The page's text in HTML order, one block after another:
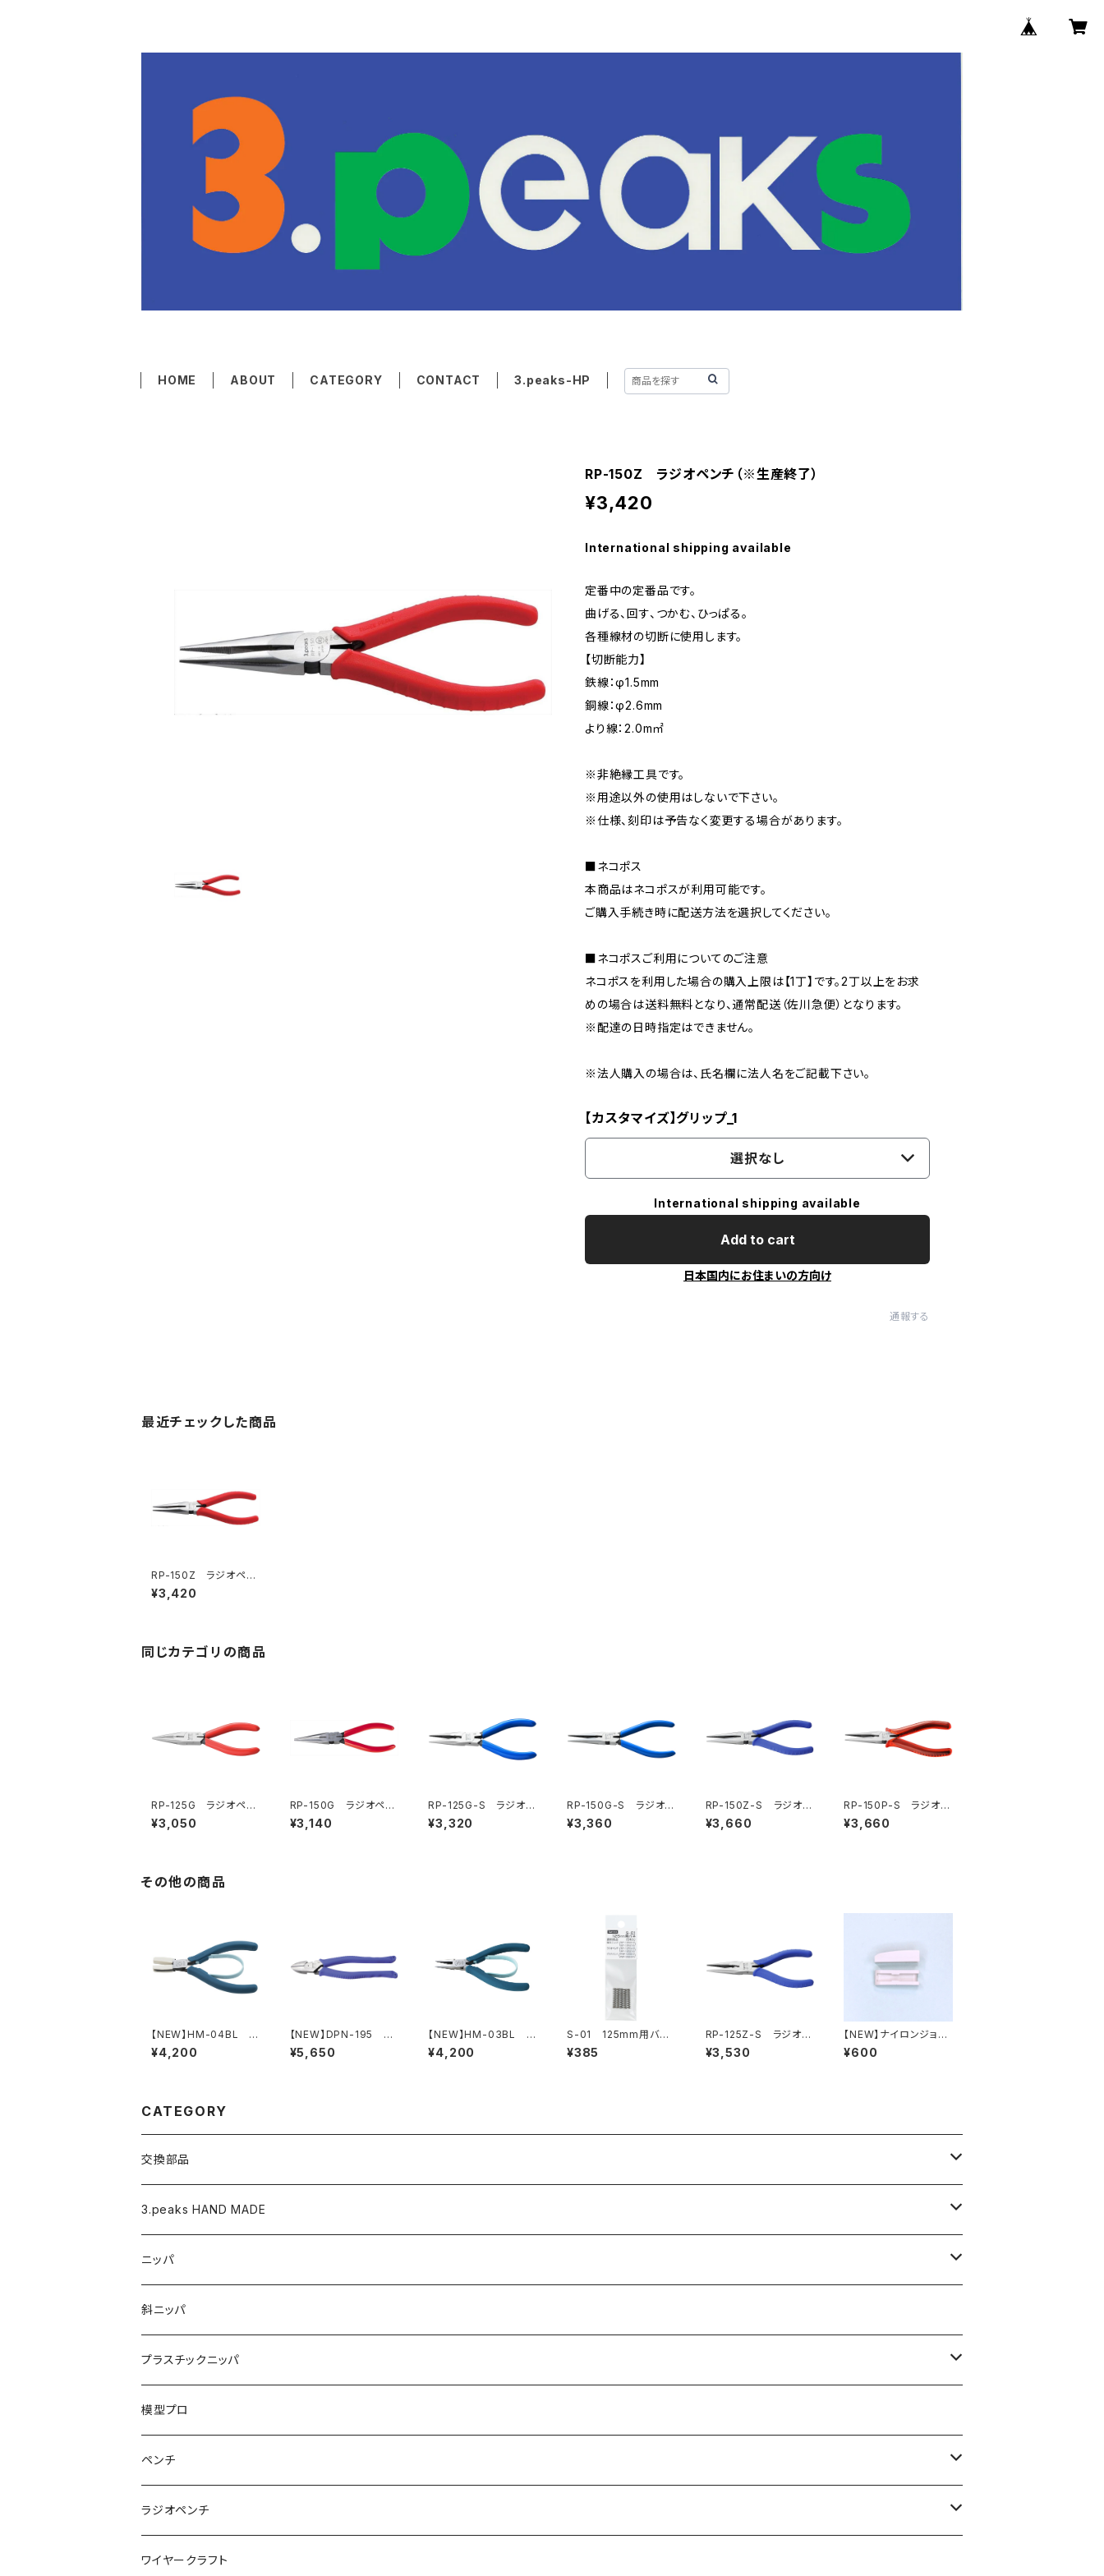
HOME ABOUT CATEGORY CONTACT 3.peaks-HP
RP-150Z ラジオペンチ（※生産終了）
¥3,420
International shipping available
定番中の定番品です。
曲げる、回す、つかむ、ひっぱる。
各種線材の切断に使用します。
【切断能力】
鉄線：φ1.5mm
銅線：φ2.6mm
より線：2.0m㎡
※非絶縁工具です。
※用途以外の使用はしないで下さい。
※仕様、刻印は予告なく変更する場合があります。
■ネコポス
本商品はネコポスが利用可能です。
ご購入手続き時に配送方法を選択してください。
■ネコポスご利用についてのご注意
ネコポスを利用した場合の購入上限は【1丁】です。2丁以上をお求
めの場合は送料無料となり、通常配送（佐川急便）となります。
※配達の日時指定はできません。
※法人購入の場合は、氏名欄に法人名をご記載下さい。
【カスタマイズ】グリップ_1
選択なし
International shipping available
Add to cart
日本国内にお住まいの方向け
通報する
最近チェックした商品
RP-150Z ラジオペン
チ（※生産終了）
¥3,420
同じカテゴリの商品
RP-125G ラジオペン
チ
¥3,050
RP-150G ラジオペン
チ
¥3,140
RP-125G-S ラジオペ
ンチ（バネ付）
¥3,320
RP-150G-S ラジオペ
ンチ（バネ付）
¥3,360
RP-150Z-S ラジオペ
ンチ（バネ付）
¥3,660
RP-150P-S ラジオペ
ンチ（バネ付）
¥3,660
その他の商品
【NEW】HM-04BL ナ
イロンジョープライヤー
（ピーコックブルー）
¥4,200
【NEW】DPN-195 電
工パワーニッパ
¥5,650
【NEW】HM-03BL 平
ペンチ（ピーコックブル
ー）
¥4,200
S-01 125mm用バネ
（5本入）
¥385
RP-125Z-S ラジオペ
ンチ（バネ付）（※生産終
了）
¥3,530
【NEW】ナイロンジョー
プライヤー用 替えくわ
え部（樹脂）
¥600
CATEGORY
交換部品
バネ
ナイロンジョープライヤー用 替えくわえ部
くちプラ用替えくわえ部
ハンマープライヤー用
グリップ
3.peaks HAND MADE
ニッパ
丸ペンチ
平ペンチ
ナイロンジョープライヤー
ニッパ
強力ニッパ
かるいニッパ
新サイズ強力ニッパ
パワーニッパ
ピアノ線強力ニッパ
結束バンド2WAYニッパ
斜ニッパ
プラスチックニッパ
プラスチックニッパ
かるいプラスチックニッパ
ミニプラスチックニッパ
マイクロプラスチックニッパ
模型プロ
ペンチ
ペンチ
かるいペンチ
ラジオペンチ
ラジオペンチ
ワイヤークラフト